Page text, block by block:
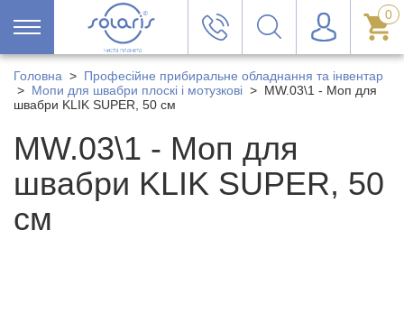
0
Головна > Професійне прибиральне обладнання та інвентар
> Мопи для швабри плоскі і мотузкові > MW.03\1 - Моп для
швабри KLIK SUPER, 50 см
MW.03\1 - Моп для
швабри KLIK SUPER, 50
см